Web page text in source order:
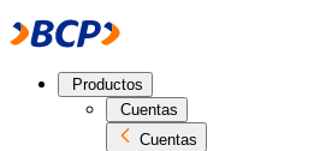
Productos
Cuentas
Cuentas